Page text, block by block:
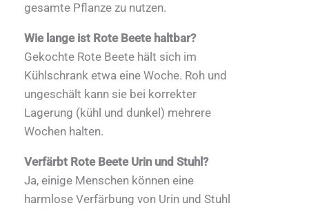
gesamte Pflanze zu nutzen.
Wie lange ist Rote Beete haltbar?
Gekochte Rote Beete hält sich im
Kühlschrank etwa eine Woche. Roh und
ungeschält kann sie bei korrekter
Lagerung (kühl und dunkel) mehrere
Wochen halten.
Verfärbt Rote Beete Urin und Stuhl?
Ja, einige Menschen können eine
harmlose Verfärbung von Urin und Stuhl